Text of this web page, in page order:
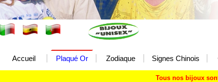
Accueil Plaqué Or Zodiaque Signes Chinois
Tous nos bijoux